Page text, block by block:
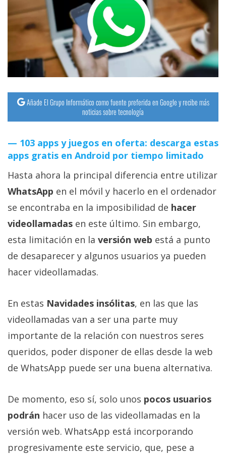
Operadores
Trucos
y
Tutoriales
Ciberseguridad
Sistemas
operativos
Profesional
+
Más
temas
Sorteos
Foros
Contacto
/
Sobre
nosotros
Publicidad
Cambiar
opciones
de
Añade El Grupo Informático como fuente preferida en Google y recibe más
noticias sobre tecnología
103 apps y juegos en oferta: descarga estas
apps gratis en Android por tiempo limitado
Hasta ahora la principal diferencia entre utilizar
WhatsApp en el móvil y hacerlo en el ordenador
se encontraba en la imposibilidad de hacer
videollamadas en este último. Sin embargo,
esta limitación en la versión web está a punto
de desaparecer y algunos usuarios ya pueden
hacer videollamadas.
En estas Navidades insólitas, en las que las
videollamadas van a ser una parte muy
importante de la relación con nuestros seres
queridos, poder disponer de ellas desde la web
de WhatsApp puede ser una buena alternativa.
De momento, eso sí, solo unos pocos usuarios
podrán hacer uso de las videollamadas en la
versión web. WhatsApp está incorporando
progresivamente este servicio, que, pese a